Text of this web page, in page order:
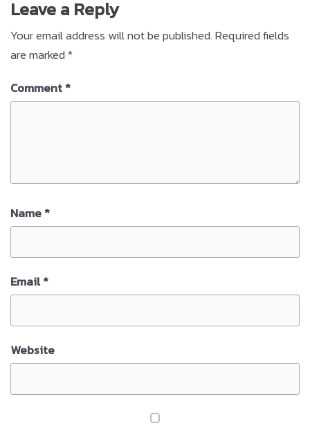
Leave a Reply
Your email address will not be published.Required fields
are marked*
Comment*
Name*
Email*
Website